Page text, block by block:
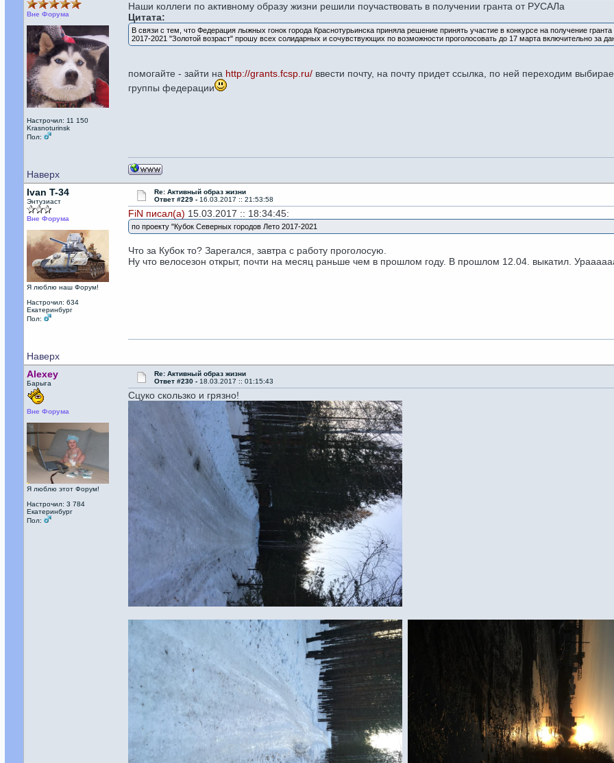
Вне Форума
Настрочил: 11 150
Krasnoturinsk
Пол:
Наши коллеги по активному образу жизни решили поучаствовать в получении гранта от РУСАЛа
Цитата:
В связи с тем, что Федерация лыжных гонок города Краснотурьинска приняла решение принять участие в конкурсе на получение
2017-2021 "Золотой возраст" прошу всех солидарных и сочувствующих по возможности проголосовать до 17 марта включительно за
помогайте - зайти на http://grants.fcsp.ru/ ввести почту, на почту придет ссылка, по ней переходим
группы федерации
Наверх
Ivan T-34
Энтузиаст
Вне Форума
Я люблю наш Форум!
Настрочил: 634
Екатеринбург
Пол:
Re: Активный образ жизни
Ответ #229 - 16.03.2017 :: 21:53:58
FiN писал(а) 15.03.2017 :: 18:34:45:
по проекту "Кубок Северных городов Лето 2017-2021
Что за Кубок то? Зарегался, завтра с работу проголосую.
Ну что велосезон открыт, почти на месяц раньше чем в прошлом году. В прошлом 12.04. выкатил.
Наверх
Alexey
Барыга
Вне Форума
Я люблю этот Форум!
Настрочил: 3 784
Екатеринбург
Пол:
Re: Активный образ жизни
Ответ #230 - 18.03.2017 :: 01:15:43
Сцуко скользко и грязно!